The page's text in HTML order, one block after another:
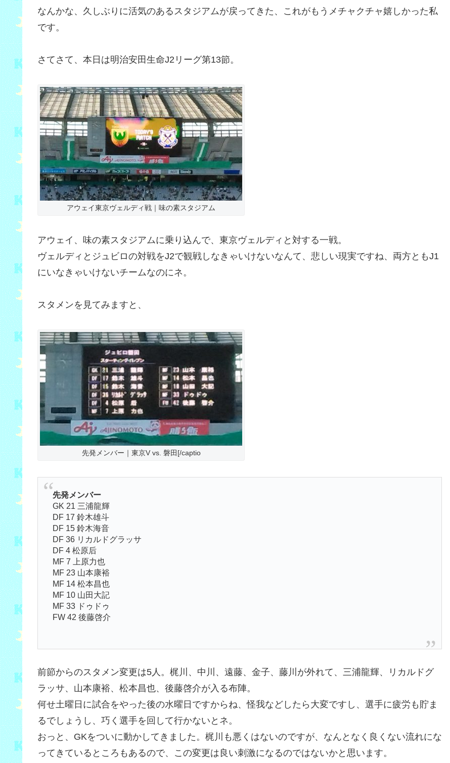
なんかな、久しぶりに活気のあるスタジアムが戻ってきた、これがもうメチャクチャ嬉しかった私
です。
さてさて、本日は明治安田生命J2リーグ第13節。
アウェイ東京ヴェルディ戦｜味の素スタジアム
アウェイ、味の素スタジアムに乗り込んで、東京ヴェルディと対する一戦。
ヴェルディとジュビロの対戦をJ2で観戦しなきゃいけないなんて、悲しい現実ですね、両方ともJ1
にいなきゃいけないチームなのにネ。
スタメンを見てみますと、
先発メンバー｜東京V vs. 磐田[/captio
先発メンバー
GK 21 三浦龍輝
DF 17 鈴木雄斗
DF 15 鈴木海音
DF 36 リカルドグラッサ
DF 4 松原后
MF 7 上原力也
MF 23 山本康裕
MF 14 松本昌也
MF 10 山田大記
MF 33 ドゥドゥ
FW 42 後藤啓介
前節からのスタメン変更は5人。梶川、中川、遠藤、金子、藤川が外れて、三浦龍輝、リカルドグ
ラッサ、山本康裕、松本昌也、後藤啓介が入る布陣。
何せ土曜日に試合をやった後の水曜日ですからね、怪我などしたら大変ですし、選手に疲労も貯ま
るでしょうし、巧く選手を回して行かないとネ。
おっと、GKをついに動かしてきました。梶川も悪くはないのですが、なんとなく良くない流れにな
ってきているところもあるので、この変更は良い刺激になるのではないかと思います。